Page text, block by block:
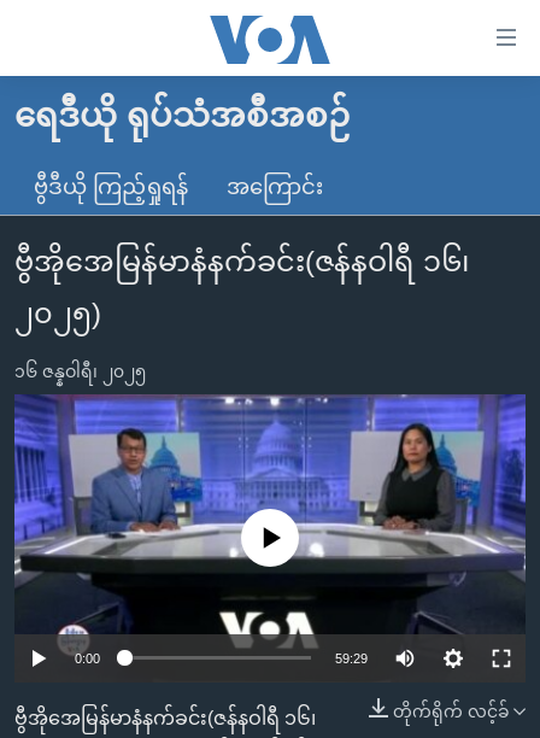
လွယ်ကူ
သည့်
Link
များ
ပင်မ
သို့
ကျော်
ကြည့်
ရန်
ပင်မ
အ
ညွန်း
ကြည့်
မူလစာမျက်နှာ
မြန်မာ
ကမ္ဘာ့သတင်းများ
နိုင်ငံတကာ
အမေရိကန်
အစ္စရေး-ပါလက်စတိုင်း
ဗွီဒီယို
သတင်းလွတ်လပ်ခွင့်
ရပ်ဝန်းတခု လမ်းတခု အလွန်
အင်္ဂလိပ်စာလေ့လာမယ်
အမေရိကန်သုံးအီဒီယံ
မကြေးမုံရဲ့ အင်္ဂလိပ်စာ
ရုပ်ရှင်ထဲက အင်္ဂလိပ်စာ
သုတပဒေသာ အင်္ဂလိပ်စာ
အပတ်စဉ်ကဏ္ဍများ
ရေဒီယို
တီဗွီ
ရေဒီယိုနှင့်ရုပ်သံ အချက်အလက်များ
ရေဒီယို/တီဗွီအစီအစဉ်
Learning English
ဗွီအိုအေ လူမှုကွန်ယက်များ
ရေဒီယို ရုပ်သံအစီအစဉ်
ဗွီဒီယို ကြည့်ရှုရန် အကြောင်း
ဗွီအိုအေမြန်မာနံနက်ခင်း(ဇန်နဝါရီ ၁၆၊
၂၀၂၅)
၁၆ ဇန္နဝါရီ၊ ၂၀၂၅
No media source currently available
0:00 59:29
240p
တိုက်ရိုက် လင့်ခ်
ဗွီအိုအေမြန်မာနံနက်ခင်း(ဇန်နဝါရီ ၁၆၊